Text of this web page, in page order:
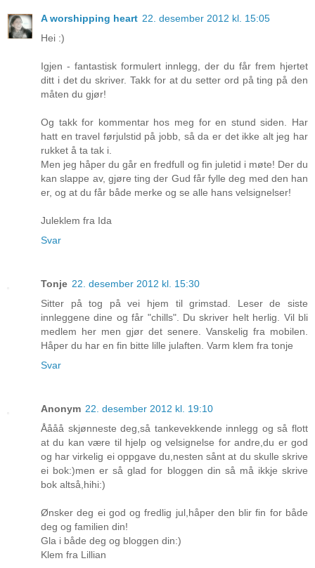
A worshipping heart 22. desember 2012 kl. 15:05
Hei :)
Igjen - fantastisk formulert innlegg, der du får frem hjertet
ditt i det du skriver. Takk for at du setter ord på ting på den
måten du gjør!
Og takk for kommentar hos meg for en stund siden. Har
hatt en travel førjulstid på jobb, så da er det ikke alt jeg har
rukket å ta tak i.
Men jeg håper du går en fredfull og fin juletid i møte! Der du
kan slappe av, gjøre ting der Gud får fylle deg med den han
er, og at du får både merke og se alle hans velsignelser!
Juleklem fra Ida
Svar
Tonje 22. desember 2012 kl. 15:30
Sitter på tog på vei hjem til grimstad. Leser de siste
innleggene dine og får "chills". Du skriver helt herlig. Vil bli
medlem her men gjør det senere. Vanskelig fra mobilen.
Håper du har en fin bitte lille julaften. Varm klem fra tonje
Svar
Anonym 22. desember 2012 kl. 19:10
Åååå skjønneste deg,så tankevekkende innlegg og så flott
at du kan være til hjelp og velsignelse for andre,du er god
og har virkelig ei oppgave du,nesten sånt at du skulle skrive
ei bok:)men er så glad for bloggen din så må ikkje skrive
bok altså,hihi:)
Ønsker deg ei god og fredlig jul,håper den blir fin for både
deg og familien din!
Gla i både deg og bloggen din:)
Klem fra Lillian